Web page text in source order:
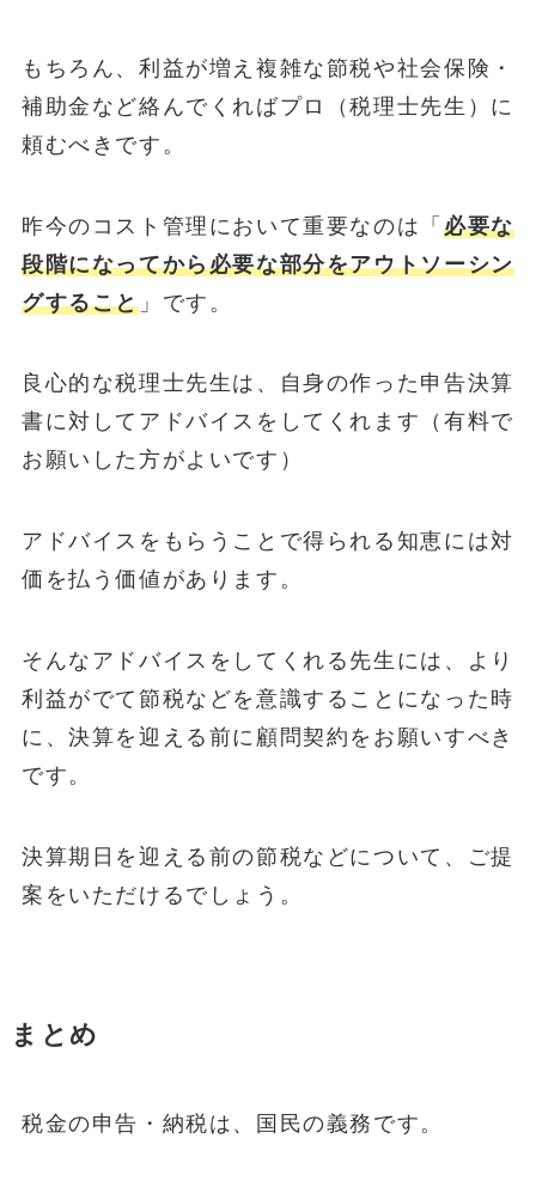
もちろん、利益が増え複雑な節税や社会保険・
補助金など絡んでくればプロ（税理士先生）に
頼むべきです。
昨今のコスト管理において重要なのは「 必要な
段階になってから必要な部分をアウトソーシン
グすること」です。
良心的な税理士先生は、自身の作った申告決算
書に対してアドバイスをしてくれます（有料で
お願いした方がよいです）
アドバイスをもらうことで得られる知恵には対
価を払う価値があります。
そんなアドバイスをしてくれる先生には、より
利益がでて節税などを意識することになった時
に、決算を迎える前に顧問契約をお願いすべき
です。
決算期日を迎える前の節税などについて、ご提
案をいただけるでしょう。
まとめ
税金の申告・納税は、国民の義務です。